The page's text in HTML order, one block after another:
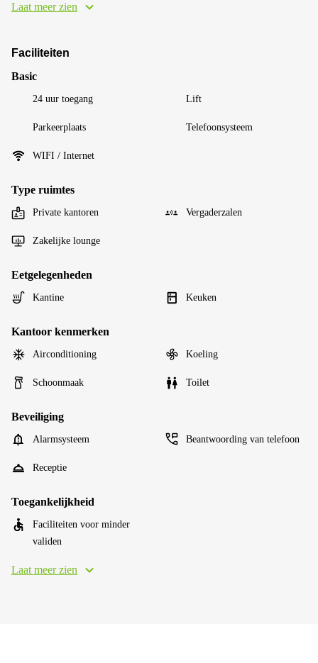
Laat meer zien
Faciliteiten
Basic
24 uur toegang Lift
Parkeerplaats Telefoonsysteem
WIFI / Internet
Type ruimtes
Private kantoren Vergaderzalen
Zakelijke lounge
Eetgelegenheden
Kantine Keuken
Kantoor kenmerken
Airconditioning Koeling
Schoonmaak Toilet
Beveiliging
Alarmsysteem Beantwoording van telefoon
Receptie
Toegankelijkheid
Faciliteiten voor minder
validen
Laat meer zien